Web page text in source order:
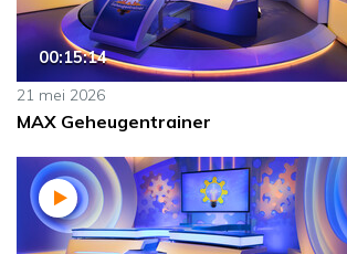
00:15:14
21 mei 2026
MAX Geheugentrainer